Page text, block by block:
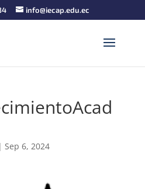
info@iecap.edu.ec
Sep 6, 2024